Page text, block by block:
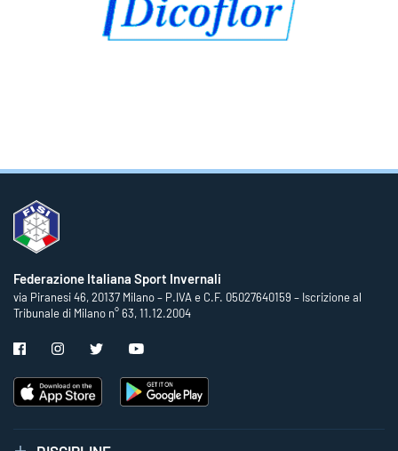
Federazione Italiana Sport Invernali
via Piranesi 46, 20137 Milano – P.IVA e C.F. 05027640159 – Iscrizione al
Tribunale di Milano n° 63, 11.12.2004